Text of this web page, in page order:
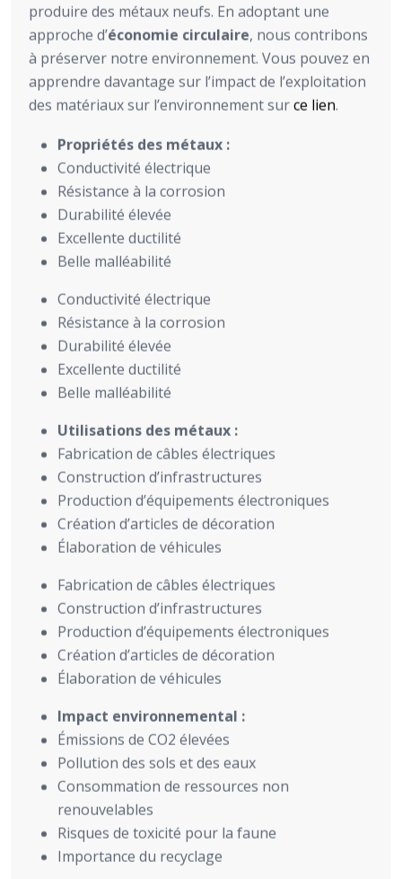
produire des métaux neufs. En adoptant une
approche d’économie circulaire, nous contribons
à préserver notre environnement. Vous pouvez en
apprendre davantage sur l’impact de l’exploitation
des matériaux sur l’environnement surce lien.
Propriétés des métaux :
Conductivité électrique
Résistance à la corrosion
Durabilité élevée
Excellente ductilité
Belle malléabilité
Conductivité électrique
Résistance à la corrosion
Durabilité élevée
Excellente ductilité
Belle malléabilité
Utilisations des métaux :
Fabrication de câbles électriques
Construction d’infrastructures
Production d’équipements électroniques
Création d’articles de décoration
Élaboration de véhicules
Fabrication de câbles électriques
Construction d’infrastructures
Production d’équipements électroniques
Création d’articles de décoration
Élaboration de véhicules
Impact environnemental :
Émissions de CO2 élevées
Pollution des sols et des eaux
Consommation de ressources non
renouvelables
Risques de toxicité pour la faune
Importance du recyclage